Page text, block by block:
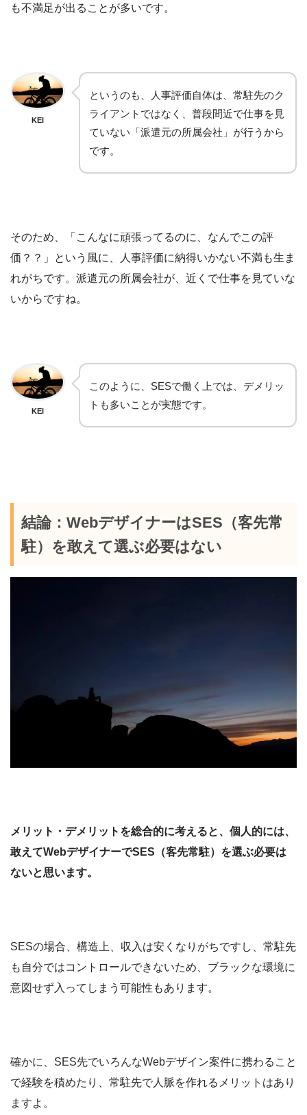
も不満足が出ることが多いです。
KEI
というのも、人事評価自体は、常駐先のク
ライアントではなく、普段間近で仕事を見
ていない「派遣元の所属会社」が行うから
です。
そのため、「こんなに頑張ってるのに、なんでこの評
価？？」という風に、人事評価に納得いかない不満も生ま
れがちです。派遣元の所属会社が、近くで仕事を見ていな
いからですね。
KEI
このように、SESで働く上では、デメリッ
トも多いことが実態です。
結論：WebデザイナーはSES（客先常
駐）を敢えて選ぶ必要はない
メリット・デメリットを総合的に考えると、個人的には、
敢えてWebデザイナーでSES（客先常駐）を選ぶ必要は
ないと思います。
SESの場合、構造上、収入は安くなりがちですし、常駐先
も自分ではコントロールできないため、ブラックな環境に
意図せず入ってしまう可能性もあります。
確かに、SES先でいろんなWebデザイン案件に携わること
で経験を積めたり、常駐先で人脈を作れるメリットはあり
ますよ。